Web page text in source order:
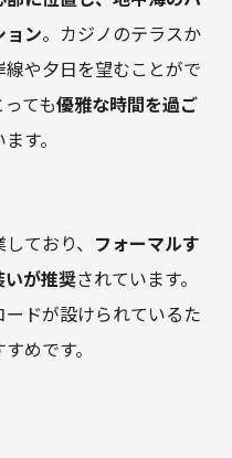
ョン。カジノのテラスか
や夕日を望むことがで
ても優雅な時間を過ご
す。
ており、 フォーマルす
いが推奨されています。
ドが設けられているた
めです。